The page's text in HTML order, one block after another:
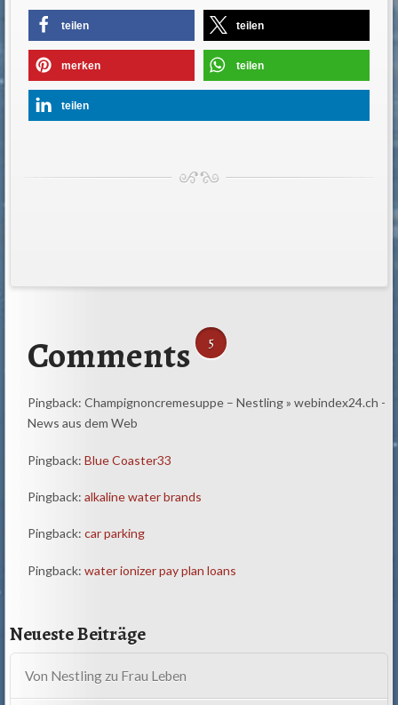
teilen teilen
merken teilen
teilen
Comments 5
Pingback: Champignoncremesuppe – Nestling » webindex24.ch -
News aus dem Web
Pingback:Blue Coaster33
Pingback:alkaline water brands
Pingback:car parking
Pingback:water ionizer pay plan loans
Neueste Beiträge
Von Nestling zu Frau Leben